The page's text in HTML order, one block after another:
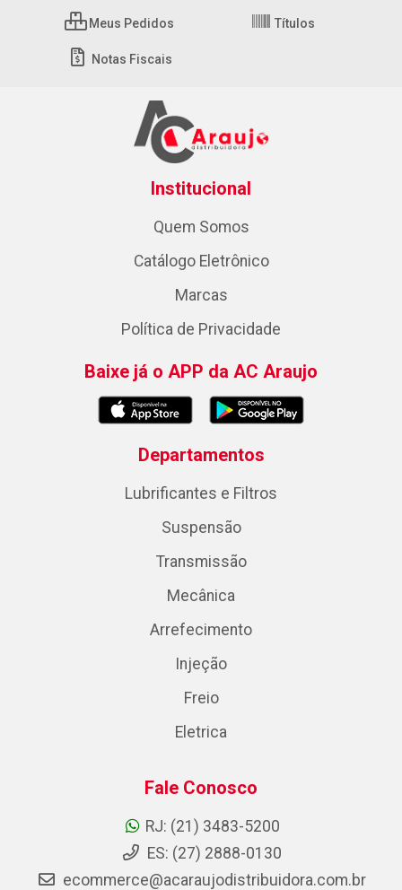
Meus Pedidos Títulos
Notas Fiscais
Institucional
Quem Somos
Catálogo Eletrônico
Marcas
Política de Privacidade
Baixe já o APP da AC Araujo
Departamentos
Lubrificantes e Filtros
Suspensão
Transmissão
Mecânica
Arrefecimento
Injeção
Freio
Eletrica
Fale Conosco
RJ: (21) 3483-5200
ES: (27) 2888-0130
ecommerce@acaraujodistribuidora.com.br